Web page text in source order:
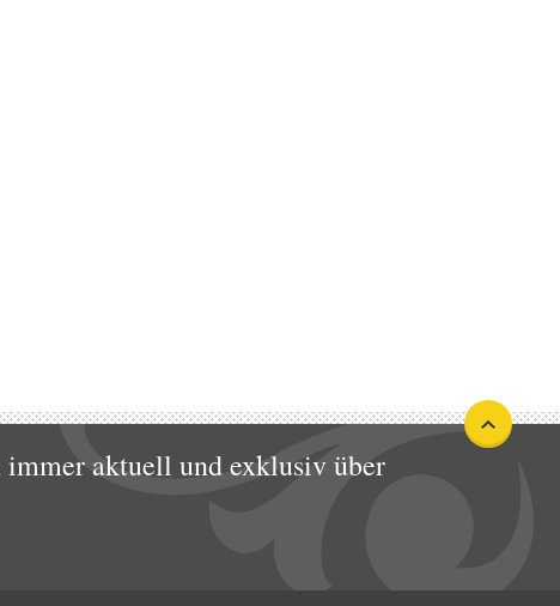
immer aktuell und exklusiv über